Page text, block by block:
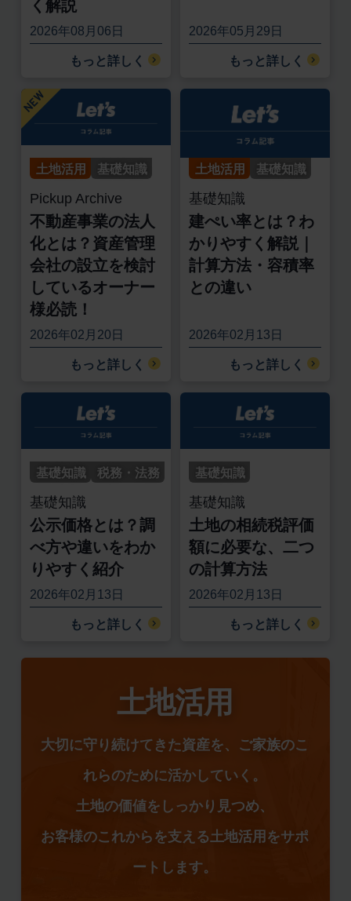
く解説
2026年08月06日
もっと詳しく
2026年05月29日
もっと詳しく
土地活用 基礎知識
Pickup Archive
不動産事業の法人
化とは？資産管理
会社の設立を検討
しているオーナー
様必読！
2026年02月20日
もっと詳しく
土地活用 基礎知識
基礎知識
建ぺい率とは？わ
かりやすく解説｜
計算方法・容積率
との違い
2026年02月13日
もっと詳しく
基礎知識 税務・法務
基礎知識
公示価格とは？調
べ方や違いをわか
りやすく紹介
2026年02月13日
もっと詳しく
基礎知識
基礎知識
土地の相続税評価
額に必要な、二つ
の計算方法
2026年02月13日
もっと詳しく
土地活用
大切に守り続けてきた資産を、ご家族のこ
れらのために活かしていく。
土地の価値をしっかり見つめ、
お客様のこれからを支える土地活用をサポ
ートします。